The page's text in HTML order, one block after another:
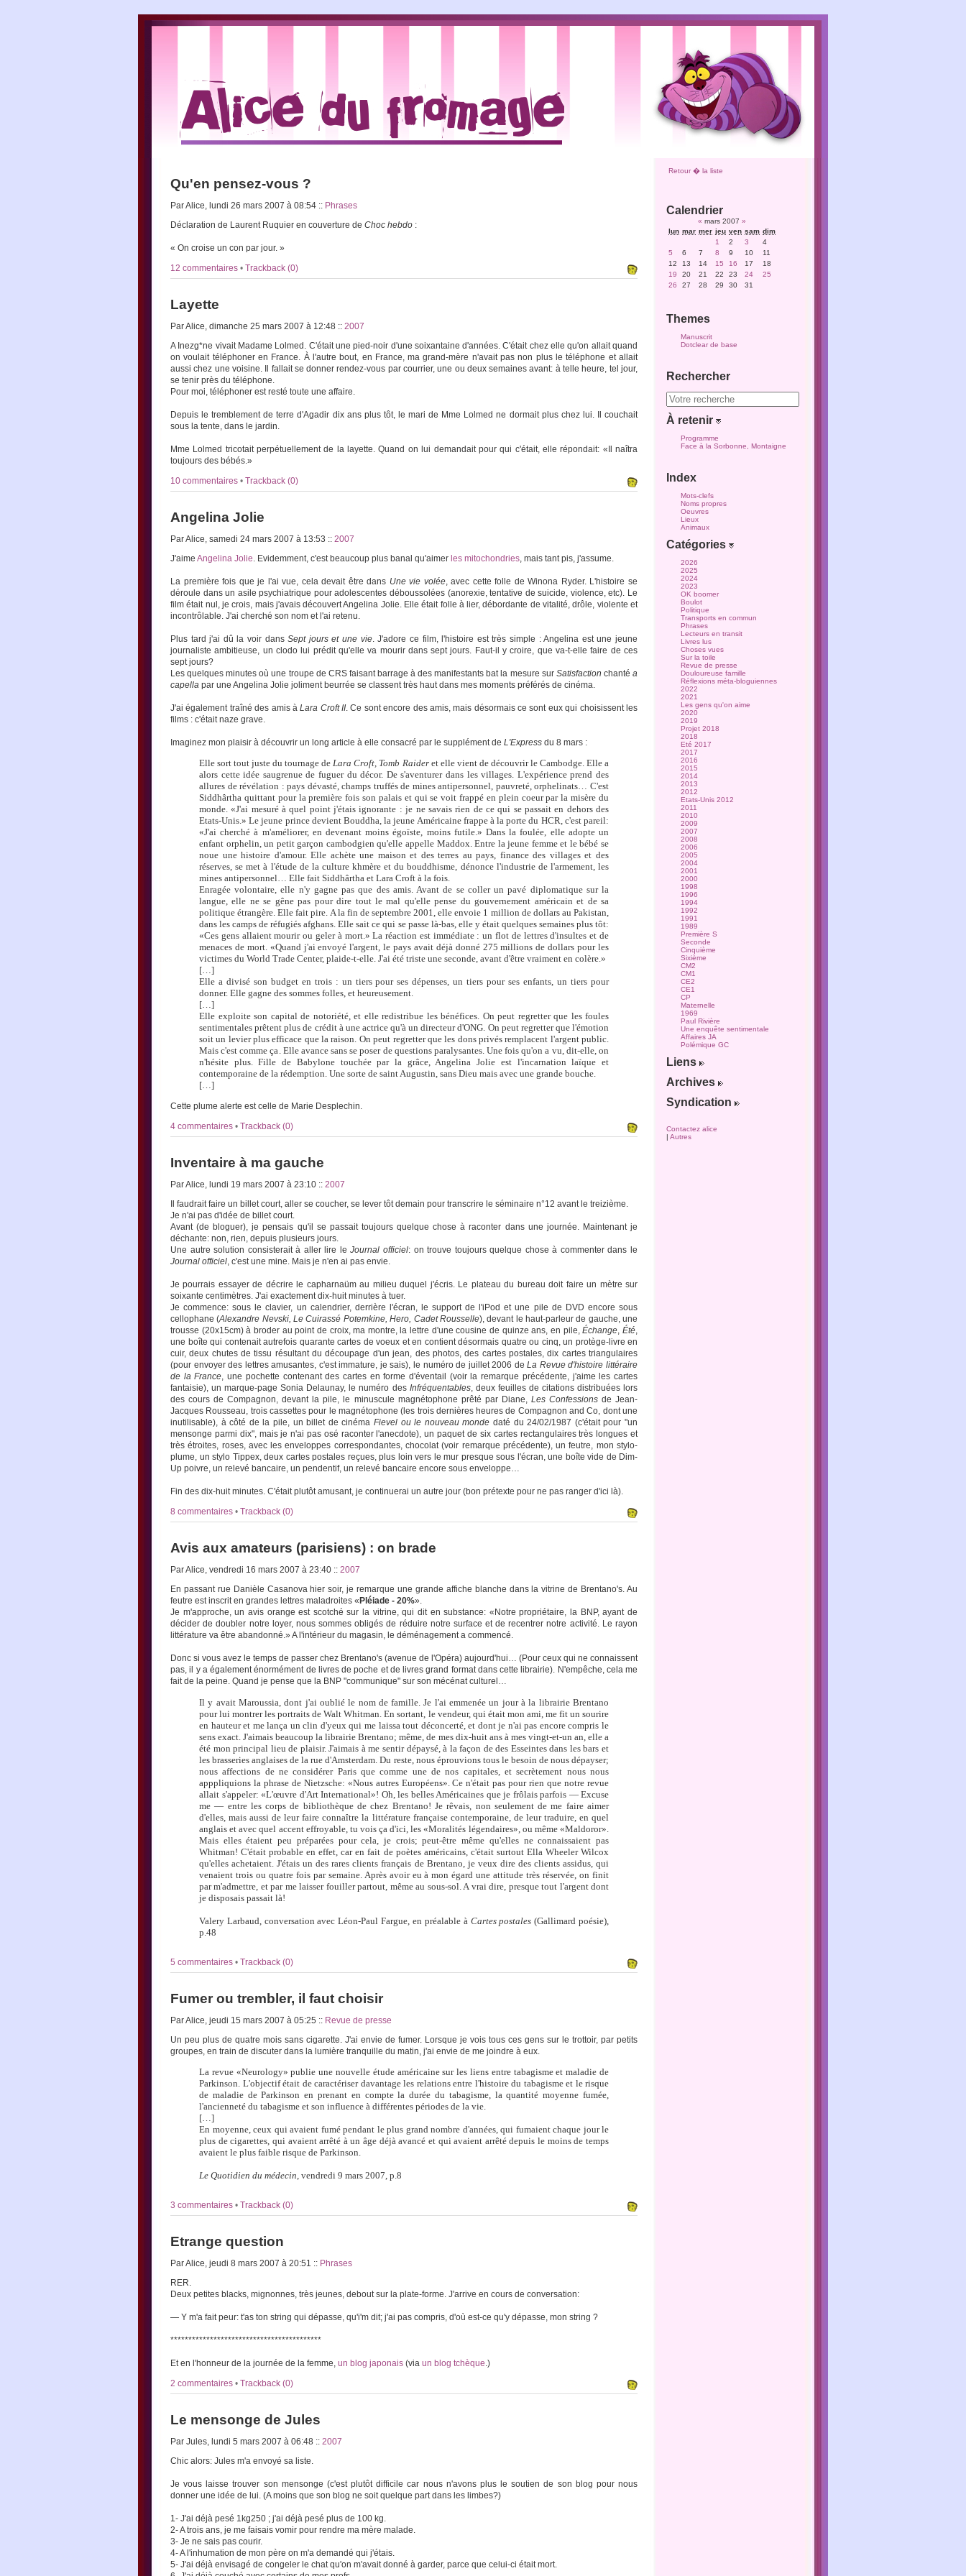
Qu'en pensez-vous ?
Par Alice, lundi 26 mars 2007 à 08:54 :: Phrases
Déclaration de Laurent Ruquier en couverture de Choc hebdo :
« On croise un con par jour. »
12 commentaires • Trackback (0)
Layette
Par Alice, dimanche 25 mars 2007 à 12:48 :: 2007
A Inezg*ne vivait Madame Lolmed. C'était une pied-noir d'une soixantaine d'années. C'était chez elle qu'on allait quand
on voulait téléphoner en France. À l'autre bout, en France, ma grand-mère n'avait pas non plus le téléphone et allait
aussi chez une voisine. Il fallait se donner rendez-vous par courrier, une ou deux semaines avant: à telle heure, tel jour,
se tenir près du téléphone.
Pour moi, téléphoner est resté toute une affaire.
Depuis le tremblement de terre d'Agadir dix ans plus tôt, le mari de Mme Lolmed ne dormait plus chez lui. Il couchait
sous la tente, dans le jardin.
Mme Lolmed tricotait perpétuellement de la layette. Quand on lui demandait pour qui c'était, elle répondait: «Il naîtra
toujours des bébés.»
10 commentaires • Trackback (0)
Angelina Jolie
Par Alice, samedi 24 mars 2007 à 13:53 :: 2007
J'aime Angelina Jolie. Evidemment, c'est beaucoup plus banal qu'aimer les mitochondries, mais tant pis, j'assume.
La première fois que je l'ai vue, cela devait être dans Une vie volée, avec cette folle de Winona Ryder. L'histoire se
déroule dans un asile psychiatrique pour adolescentes déboussolées (anorexie, tentative de suicide, violence, etc). Le
film était nul, je crois, mais j'avais découvert Angelina Jolie. Elle était folle à lier, débordante de vitalité, drôle, violente et
incontrôlable. J'ai cherché son nom et l'ai retenu.
Plus tard j'ai dû la voir dansSept jours et une vie. J'adore ce film, l'histoire est très simple : Angelina est une jeune
journaliste ambitieuse, un clodo lui prédit qu'elle va mourir dans sept jours. Faut-il y croire, que va-t-elle faire de ces
sept jours?
Les quelques minutes où une troupe de CRS faisant barrage à des manifestants bat la mesure sur Satisfaction chantéa
capella par une Angelina Jolie joliment beurrée se classent très haut dans mes moments préférés de cinéma.
J'ai également traîné des amis àLara Croft II. Ce sont encore des amis, mais désormais ce sont eux qui choisissent les
films : c'était naze grave.
Imaginez mon plaisir à découvrir un long article à elle consacré par le supplément de L'Express du 8 mars :
Elle sort tout juste du tournage deLara Croft, Tomb Raideret elle vient de découvrir le Cambodge. Elle a
alors cette idée saugrenue de fuguer du décor. De s'aventurer dans les villages. L'expérience prend des
allures de révélation : pays dévasté, champs truffés de mines antipersonnel, pauvreté, orphelinats… C'est
Siddhârtha quittant pour la première fois son palais et qui se voit frappé en plein coeur par la misère du
monde. «J'ai mesuré à quel point j'étais ignorante : je ne savais rien de ce qui se passait en dehors des
Etats-Unis.» Le jeune prince devient Bouddha, la jeune Américaine frappe à la porte du HCR, c'est pareil:
«J'ai cherché à m'améliorer, en devenant moins égoïste, moins futile.» Dans la foulée, elle adopte un
enfant orphelin, un petit garçon cambodgien qu'elle appelle Maddox. Entre la jeune femme et le bébé se
noue une histoire d'amour. Elle achète une maison et des terres au pays, finance des villages et des
réserves, se met à l'étude de la culture khmère et du bouddhisme, dénonce l'industrie de l'armement, les
mines antipersonnel… Elle fait Siddhârtha et Lara Croft à la fois.
Enragée volontaire, elle n'y gagne pas que des amis. Avant de se coller un pavé diplomatique sur la
langue, elle ne se gêne pas pour dire tout le mal qu'elle pense du gouvernement américain et de sa
politique étrangère. Elle fait pire. A la fin de septembre 2001, elle envoie 1 million de dollars au Pakistan,
dans les camps de réfugiés afghans. Elle sait ce qui se passe là-bas, elle y était quelques semaines plus tôt:
«Ces gens allaient mourir ou geler à mort.» La réaction est immédiate : un flot de lettres d'insultes et de
menaces de mort. «Quand j'ai envoyé l'argent, le pays avait déjà donné 275 millions de dollars pour les
victimes du World Trade Center, plaide-t-elle. J'ai été triste une seconde, avant d'être vraiment en colère.»
[…]
Elle a divisé son budget en trois : un tiers pour ses dépenses, un tiers pour ses enfants, un tiers pour
donner. Elle gagne des sommes folles, et heureusement.
[…]
Elle exploite son capital de notoriété, et elle redistribue les bénéfices. On peut regretter que les foules
sentimentales prêtent plus de crédit à une actrice qu'à un directeur d'ONG. On peut regretter que l'émotion
soit un levier plus efficace que la raison. On peut regretter que les dons privés remplacent l'argent public.
Mais c'est comme ça. Elle avance sans se poser de questions paralysantes. Une fois qu'on a vu, dit-elle, on
n'hésite plus. Fille de Babylone touchée par la grâce, Angelina Jolie est l'incarnation laïque et
contemporaine de la rédemption. Une sorte de saint Augustin, sans Dieu mais avec une grande bouche.
[…]
Cette plume alerte est celle de Marie Desplechin.
4 commentaires • Trackback (0)
Inventaire à ma gauche
Par Alice, lundi 19 mars 2007 à 23:10 :: 2007
Il faudrait faire un billet court, aller se coucher, se lever tôt demain pour transcrire le séminaire n°12 avant le treizième.
Je n'ai pas d'idée de billet court.
Avant (de bloguer), je pensais qu'il se passait toujours quelque chose à raconter dans une journée. Maintenant je
déchante: non, rien, depuis plusieurs jours.
Une autre solution consisterait à aller lire leJournal officiel: on trouve toujours quelque chose à commenter dans le
Journal officiel, c'est une mine. Mais je n'en ai pas envie.
Je pourrais essayer de décrire le capharnaüm au milieu duquel j'écris. Le plateau du bureau doit faire un mètre sur
soixante centimètres. J'ai exactement dix-huit minutes à tuer.
Je commence: sous le clavier, un calendrier, derrière l'écran, le support de l'iPod et une pile de DVD encore sous
cellophane (Alexandre Nevski, Le Cuirassé Potemkine, Hero, Cadet Rousselle), devant le haut-parleur de gauche, une
trousse (20x15cm) à broder au point de croix, ma montre, la lettre d'une cousine de quinze ans, en pile,Échange,Été,
une boîte qui contenait autrefois quarante cartes de voeux et en contient désormais quatre ou cinq, un protège-livre en
cuir, deux chutes de tissu résultant du découpage d'un jean, des photos, des cartes postales, dix cartes triangulaires
(pour envoyer des lettres amusantes, c'est immature, je sais), le numéro de juillet 2006 deLa Revue d'histoire littéraire
de la France, une pochette contenant des cartes en forme d'éventail (voir la remarque précédente, j'aime les cartes
fantaisie), un marque-page Sonia Delaunay, le numéro des Infréquentables, deux feuilles de citations distribuées lors
des cours de Compagnon, devant la pile, le minuscule magnétophone prêté par Diane, Les Confessionsde Jean-
Jacques Rousseau, trois cassettes pour le magnétophone (les trois dernières heures de Compagnon and Co, dont une
inutilisable), à côté de la pile, un billet de cinéma Fievel ou le nouveau monde daté du 24/02/1987 (c'était pour "un
mensonge parmi dix", mais je n'ai pas osé raconter l'anecdote), un paquet de six cartes rectangulaires très longues et
très étroites, roses, avec les enveloppes correspondantes, chocolat (voir remarque précédente), un feutre, mon stylo-
plume, un stylo Tippex, deux cartes postales reçues, plus loin vers le mur presque sous l'écran, une boîte vide de Dim-
Up poivre, un relevé bancaire, un pendentif, un relevé bancaire encore sous enveloppe…
Fin des dix-huit minutes. C'était plutôt amusant, je continuerai un autre jour (bon prétexte pour ne pas ranger d'ici là).
8 commentaires • Trackback (0)
Avis aux amateurs (parisiens) : on brade
Par Alice, vendredi 16 mars 2007 à 23:40 :: 2007
En passant rue Danièle Casanova hier soir, je remarque une grande affiche blanche dans la vitrine de Brentano's. Au
feutre est inscrit en grandes lettres maladroites « Pléiade - 20%».
Je m'approche, un avis orange est scotché sur la vitrine, qui dit en substance: «Notre propriétaire, la BNP, ayant de
décider de doubler notre loyer, nous sommes obligés de réduire notre surface et de recentrer notre activité. Le rayon
littérature va être abandonné.» A l'intérieur du magasin, le déménagement a commencé.
Donc si vous avez le temps de passer chez Brentano's (avenue de l'Opéra) aujourd'hui… (Pour ceux qui ne connaissent
pas, il y a également énormément de livres de poche et de livres grand format dans cette librairie). N'empêche, cela me
fait de la peine. Quand je pense que la BNP "communique" sur son mécénat culturel…
Il y avait Maroussia, dont j'ai oublié le nom de famille. Je l'ai emmenée un jour à la librairie Brentano
pour lui montrer les portraits de Walt Whitman. En sortant, le vendeur, qui était mon ami, me fit un sourire
en hauteur et me lança un clin d'yeux qui me laissa tout déconcerté, et dont je n'ai pas encore compris le
sens exact. J'aimais beaucoup la librairie Brentano; même, de mes dix-huit ans à mes vingt-et-un an, elle a
été mon principal lieu de plaisir. J'aimais à me sentir dépaysé, à la façon de des Esseintes dans les bars et
les brasseries anglaises de la rue d'Amsterdam. Du reste, nous éprouvions tous le besoin de nous dépayser;
nous affections de ne considérer Paris que comme une de nos capitales, et secrètement nous nous
apppliquions la phrase de Nietzsche: «Nous autres Européens». Ce n'était pas pour rien que notre revue
allait s'appeler: «L'œuvre d'Art International»! Oh, les belles Américaines que je frôlais parfois — Excuse
me — entre les corps de bibliothèque de chez Brentano! Je rêvais, non seulement de me faire aimer
d'elles, mais aussi de leur faire connaître la littérature française contemporaine, de leur traduire, en quel
anglais et avec quel accent effroyable, tu vois ça d'ici, les «Moralités légendaires», ou même «Maldoror».
Mais elles étaient peu préparées pour cela, je crois; peut-être même qu'elles ne connaissaient pas
Whitman! C'était probable en effet, car en fait de poètes américains, c'était surtout Ella Wheeler Wilcox
qu'elles achetaient. J'étais un des rares clients français de Brentano, je veux dire des clients assidus, qui
venaient trois ou quatre fois par semaine. Après avoir eu à mon égard une attitude très réservée, on finit
par m'admettre, et par me laisser fouiller partout, même au sous-sol. A vrai dire, presque tout l'argent dont
je disposais passait là!
Valery Larbaud, conversation avec Léon-Paul Fargue, en préalable à Cartes postales (Gallimard poésie),
p.48
5 commentaires • Trackback (0)
Fumer ou trembler, il faut choisir
Par Alice, jeudi 15 mars 2007 à 05:25 :: Revue de presse
Un peu plus de quatre mois sans cigarette. J'ai envie de fumer. Lorsque je vois tous ces gens sur le trottoir, par petits
groupes, en train de discuter dans la lumière tranquille du matin, j'ai envie de me joindre à eux.
La revue «Neurology» publie une nouvelle étude américaine sur les liens entre tabagisme et maladie de
Parkinson. L'objectif était de caractériser davantage les relations entre l'histoire du tabagisme et le risque
de maladie de Parkinson en prenant en compte la durée du tabagisme, la quantité moyenne fumée,
l'ancienneté du tabagisme et son influence à différentes périodes de la vie.
[…]
En moyenne, ceux qui avaient fumé pendant le plus grand nombre d'années, qui fumaient chaque jour le
plus de cigarettes, qui avaient arrêté à un âge déjà avancé et qui avaient arrêté depuis le moins de temps
avaient le plus faible risque de Parkinson.
Le Quotidien du médecin , vendredi 9 mars 2007, p.8
3 commentaires • Trackback (0)
Etrange question
Par Alice, jeudi 8 mars 2007 à 20:51 :: Phrases
RER.
Deux petites blacks, mignonnes, très jeunes, debout sur la plate-forme. J'arrive en cours de conversation:
— Y m'a fait peur: t'as ton string qui dépasse, qu'i'm dit; j'ai pas compris, d'où est-ce qu'y dépasse, mon string ?
******************************************
Et en l'honneur de la journée de la femme, un blog japonais (via un blog tchèque.)
2 commentaires • Trackback (0)
Le mensonge de Jules
Par Jules, lundi 5 mars 2007 à 06:48 :: 2007
Chic alors: Jules m'a envoyé sa liste.
Je vous laisse trouver son mensonge (c'est plutôt difficile car nous n'avons plus le soutien de son blog pour nous
donner une idée de lui. (A moins que son blog ne soit quelque part dans les limbes?)
1- J'ai déjà pesé 1kg250 ; j'ai déjà pesé plus de 100 kg.
2- A trois ans, je me faisais vomir pour rendre ma mère malade.
3- Je ne sais pas courir.
4- A l'inhumation de mon père on m'a demandé qui j'étais.
5- J'ai déjà envisagé de congeler le chat qu'on m'avait donné à garder, parce que celui-ci était mort.
Retour � la liste
Calendrier
« mars 2007 »
lun mar mer jeu ven sam dim
1
2 3
4
5
6 7 8 9 10
11
12
13 14 15 16 17
18
19
20 21 22 23 24
25
26
27 28 29 30 31
Themes
Manuscrit
Dotclear de base
Rechercher
À retenir
Programme
Face à la Sorbonne, Montaigne
Index
Mots-clefs
Noms propres
Oeuvres
Lieux
Animaux
Catégories
2026
2025
2024
2023
OK boomer
Boulot
Politique
Transports en commun
Phrases
Lecteurs en transit
Livres lus
Choses vues
Sur la toile
Revue de presse
Douloureuse famille
Réflexions méta-bloguiennes
2022
2021
Les gens qu'on aime
2020
2019
Projet 2018
2018
Eté 2017
2017
2016
2015
2014
2013
2012
Etats-Unis 2012
2011
2010
2009
2007
2008
2006
2005
2004
2001
2000
1998
1996
1994
1992
1991
1989
Première S
Seconde
Cinquième
Sixième
CM2
CM1
CE2
CE1
CP
Maternelle
1969
Paul Rivière
Une enquête sentimentale
Affaires JA
Polémique GC
Liens
Archives
Syndication
Contactez alice
| Autres